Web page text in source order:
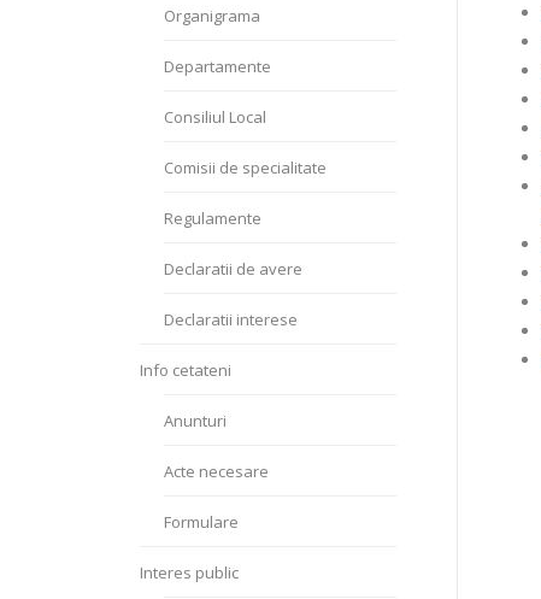
Organigrama
Departamente
Consiliul Local
Comisii de specialitate
Regulamente
Declaratii de avere
Declaratii interese
Info cetateni
Anunturi
Acte necesare
Formulare
Interes public